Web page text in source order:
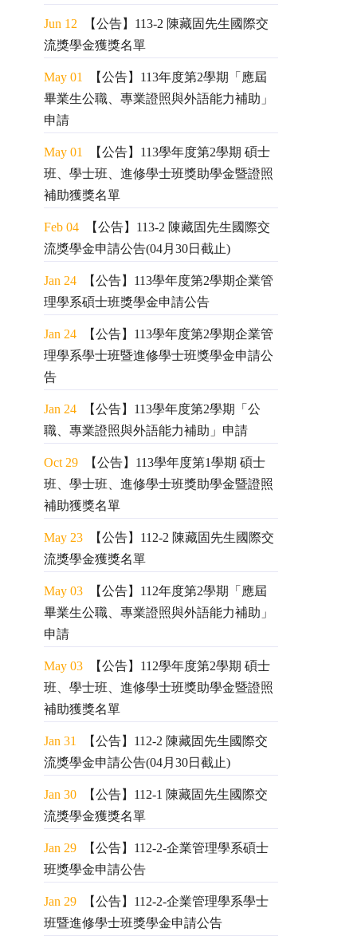
Jun 12 【公告】113-2 陳藏固先生國際交
流獎學金獲獎名單
May 01
【公告】113年度第2學期「應屆
畢業生公職、專業證照與外語能力補助」
申請
May 01
【公告】113學年度第2學期 碩士
班、學士班、進修學士班獎助學金暨證照
補助獲獎名單
Feb 04 【公告】113-2 陳藏固先生國際交
流獎學金申請公告(04月30日截止)
Jan 24 【公告】113學年度第2學期企業管
理學系碩士班獎學金申請公告
Jan 24 【公告】113學年度第2學期企業管
理學系學士班暨進修學士班獎學金申請公
告
Jan 24 【公告】113學年度第2學期「公
職、專業證照與外語能力補助」申請
Oct 29 【公告】113學年度第1學期 碩士
班、學士班、進修學士班獎助學金暨證照
補助獲獎名單
May 23 【公告】112-2 陳藏固先生國際交
流獎學金獲獎名單
May 03 【公告】112年度第2學期「應屆
畢業生公職、專業證照與外語能力補助」
申請
May 03 【公告】112學年度第2學期 碩士
班、學士班、進修學士班獎助學金暨證照
補助獲獎名單
Jan 31
【公告】112-2 陳藏固先生國際交
流獎學金申請公告(04月30日截止)
Jan 30 【公告】112-1 陳藏固先生國際交
流獎學金獲獎名單
Jan 29 【公告】112-2-企業管理學系碩士
班獎學金申請公告
Jan 29 【公告】112-2-企業管理學系學士
班暨進修學士班獎學金申請公告